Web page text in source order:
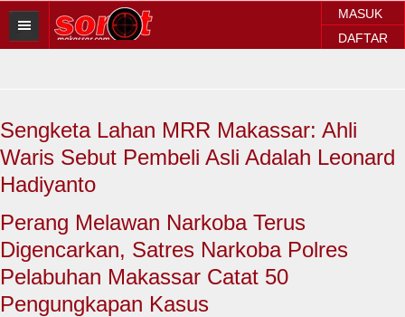
MASUK
DAFTAR
Sorot Makassar
Sorot Nasional
Sengketa Lahan MRR Makassar: Ahli
Waris Sebut Pembeli Asli Adalah Leonard
Hadiyanto
Perang Melawan Narkoba Terus
Digencarkan, Satres Narkoba Polres
Pelabuhan Makassar Catat 50
Pengungkapan Kasus